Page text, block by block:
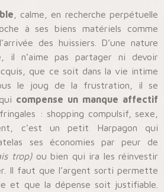
, calme, en recherche perpétuelle
à ses biens matériels comme
des huissiers. D’une nature
il n’aime pas partager ni devoir
que ce soit dans la vie intime
le joug de la frustration, il se
compense un manque affectif
: shopping compulsif, sexe,
c’est un petit Harpagon qui
ses économies par peur de
trop)ou bien qui ira les réinvestir
Il faut que l’argent sorti permette
et que la dépense soit justifiable.